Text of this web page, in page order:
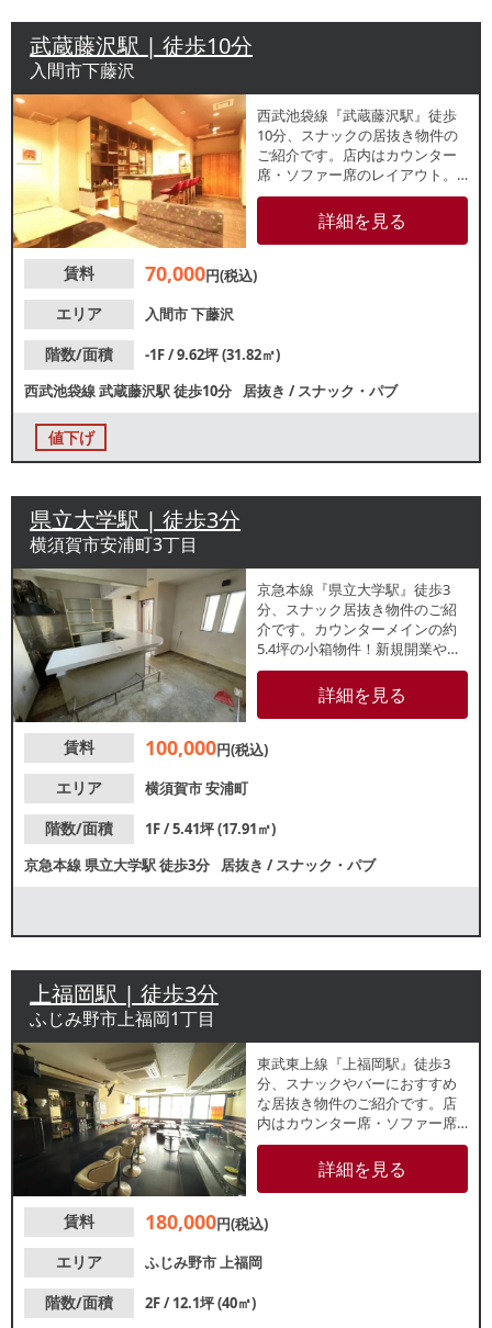
武蔵藤沢駅 | 徒歩10分
入間市下藤沢
西武池袋線『武蔵藤沢駅』徒歩
10分、スナックの居抜き物件の
ご紹介です。店内はカウンター
席・ソファー席のレイアウト。
厨房設備や製氷機等の残置物も
ございます。周辺は国道463号沿
いの住宅エリアで、近隣住民の
詳細を見る
賃料 70,000円(税込)
エリア
入間市下藤沢
階数/面積
-1F / 9.62坪 (31.82㎡)
西武池袋線武蔵藤沢駅徒歩10分 居抜き /スナック・パブ
値下げ
県立大学駅 | 徒歩3分
横須賀市安浦町3丁目
京急本線『県立大学駅』徒歩3
分、スナック居抜き物件のご紹
介です。カウンターメインの約
5.4坪の小箱物件！新規開業や個
人出店をお考えの方にもおすす
めです。駅南側の店舗が立ち並
ぶ通り沿いで、周辺でも飲食店
ー獲得が期待できます。諸条件
詳細を見る
賃料 100,000円(税込)
エリア
横須賀市安浦町
階数/面積
1F / 5.41坪 (17.91㎡)
京急本線県立大学駅徒歩3分 居抜き /スナック・パブ
上福岡駅 | 徒歩3分
ふじみ野市上福岡1丁目
東武東上線『上福岡駅』徒歩3
分、スナックやバーにおすすめ
な居抜き物件のご紹介です。店
内はカウンター席・ソファー席
のレイアウト。約12坪の広さで
す。諸条件等、お気軽にお問合
せください。
詳細を見る
賃料 180,000円(税込)
エリア
ふじみ野市上福岡
階数/面積 2F / 12.1坪 (40㎡)